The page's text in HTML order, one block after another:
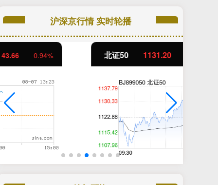
沪深京行情 实时轮播
北证50 8.32 0.74%